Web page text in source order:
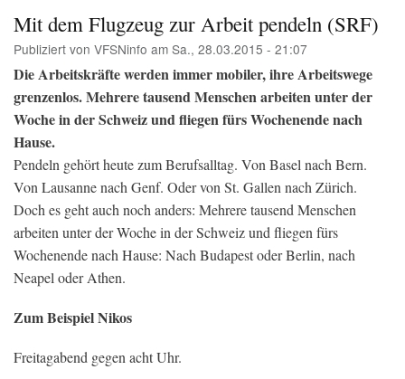
Mit dem Flugzeug zur Arbeit pendeln (SRF)
Publiziert von VFSNinfo am Sa., 28.03.2015 - 21:07
Die Arbeitskräfte werden immer mobiler, ihre Arbeitswege
grenzenlos. Mehrere tausend Menschen arbeiten unter der
Woche in der Schweiz und fliegen fürs Wochenende nach
Hause.
Pendeln gehört heute zum Berufsalltag. Von Basel nach Bern.
Von Lausanne nach Genf. Oder von St. Gallen nach Zürich.
Doch es geht auch noch anders: Mehrere tausend Menschen
arbeiten unter der Woche in der Schweiz und fliegen fürs
Wochenende nach Hause: Nach Budapest oder Berlin, nach
Neapel oder Athen.
Zum Beispiel Nikos
Freitagabend gegen acht Uhr.